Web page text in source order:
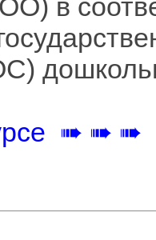
в
➠ ➠ ➠